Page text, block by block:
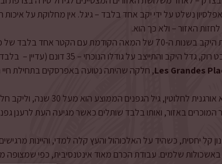
נשלט על ידי יקב אחד בלבד – גיגל. אין מחלוקת על איכות
האזור – ולא כך הוא.
רנה קלוזל ייסד את היקב בשנות ה-70 של המאה הקודמת עם
גילברט, עם אליזבט רוק, גדל היקב
Les Grandes, חלקה שהיתה נטועה באפרסקים בתחילת חיי
כיום החקלאות היא אורגנית
המוכרים באזור, ואותו בלבד שותלים כאשר מגיעה העת לרענן
שלמים. עבודת הכרם מאוד אינטנסיבית, כפי שמצופה